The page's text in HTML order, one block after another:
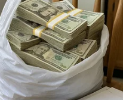
chỉ trích Mỹ về
phạt
Zarif cho rằng ý định
các lệnh trừng phạt